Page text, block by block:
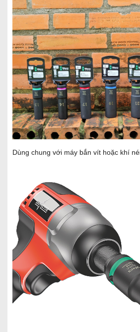
Dùng chung với máy bắn vít hoặc khí